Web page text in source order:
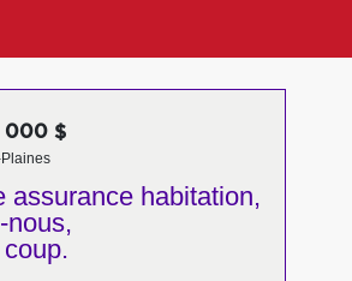
000 $
assurance habitation,
nous,